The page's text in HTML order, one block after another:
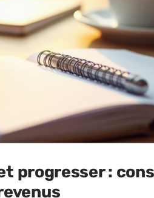
progresser :